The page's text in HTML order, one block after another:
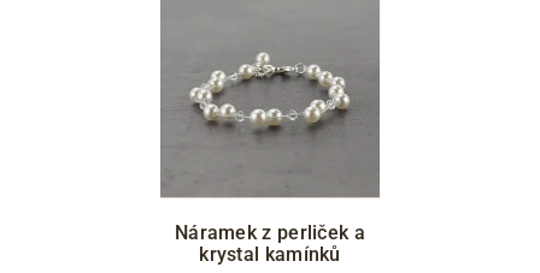
Náramek z perliček a
krystal kamínků